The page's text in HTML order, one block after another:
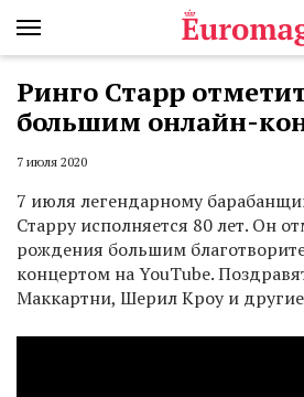
Ринго Старр
большим онлайн-
7 июля 2020
7 июля легендарному
Старру исполняется 80 лет. Он
рождения большим
концертом на YouTube.
Маккартни, Шерил Кроу и